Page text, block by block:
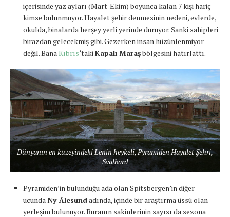
içerisinde yaz ayları (Mart-Ekim) boyunca kalan 7 kişi hariç
kimse bulunmuyor. Hayalet şehir denmesinin nedeni, evlerde,
okulda, binalarda herşey yerli yerinde duruyor. Sanki sahipleri
birazdan gelecekmiş gibi. Gezerken insan hüzünlenmiyor
değil. BanaKıbrıs‘takiKapalı Maraşbölgesini hatırlattı.
Dünyanın en kuzeyindeki Lenin heykeli, Pyramiden Hayalet Şehri,
Svalbard
Pyramiden’in bulunduğu ada olan Spitsbergen’in diğer
ucundaNy-Ålesundadında, içinde bir araştırma üssü olan
yerleşim bulunuyor. Buranın sakinlerinin sayısı da sezona